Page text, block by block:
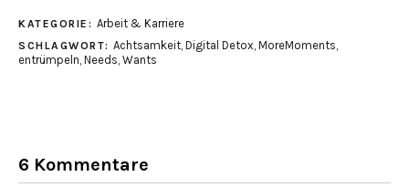
KATEGORIE: Arbeit & Karriere
SCHLAGWORT: Achtsamkeit, Digital Detox, MoreMoments,
entrümpeln, Needs, Wants
6 Kommentare